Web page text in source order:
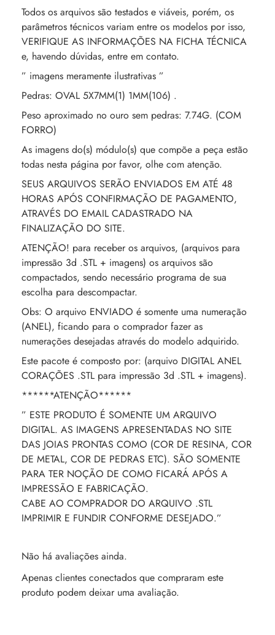
Todos os arquivos são testados e viáveis, porém, os
parâmetros técnicos variam entre os modelos por isso,
VERIFIQUE AS INFORMAÇÕES NA FICHA TÉCNICA
e, havendo dúvidas, entre em contato.
” imagens meramente ilustrativas ”
Pedras: OVAL 5X7MM(1) 1MM(106) .
Peso aproximado no ouro sem pedras: 7.74G. (COM
FORRO)
As imagens do(s) módulo(s) que compõe a peça estão
todas nesta página por favor, olhe com atenção.
SEUS ARQUIVOS SERÃO ENVIADOS EM ATÉ 48
HORAS APÓS CONFIRMAÇÃO DE PAGAMENTO,
ATRAVÉS DO EMAIL CADASTRADO NA
FINALIZAÇÃO DO SITE.
ATENÇÃO! para receber os arquivos, (arquivos para
impressão 3d .STL + imagens) os arquivos são
compactados, sendo necessário programa de sua
escolha para descompactar.
Obs: O arquivo ENVIADO é somente uma numeração
(ANEL), ficando para o comprador fazer as
numerações desejadas através do modelo adquirido.
Este pacote é composto por: (arquivo DIGITAL ANEL
CORAÇÕES .STL para impressão 3d .STL + imagens).
******ATENÇÃO******
” ESTE PRODUTO É SOMENTE UM ARQUIVO
DIGITAL. AS IMAGENS APRESENTADAS NO SITE
DAS JOIAS PRONTAS COMO (COR DE RESINA, COR
DE METAL, COR DE PEDRAS ETC). SÃO SOMENTE
PARA TER NOÇÃO DE COMO FICARÁ APÓS A
IMPRESSÃO E FABRICAÇÃO.
CABE AO COMPRADOR DO ARQUIVO .STL
IMPRIMIR E FUNDIR CONFORME DESEJADO.”
Não há avaliações ainda.
Apenas clientes conectados que compraram este
produto podem deixar uma avaliação.